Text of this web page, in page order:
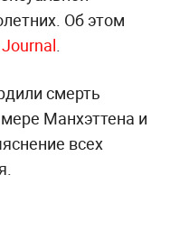
Об этом
смерть
Манхэттена и
всех